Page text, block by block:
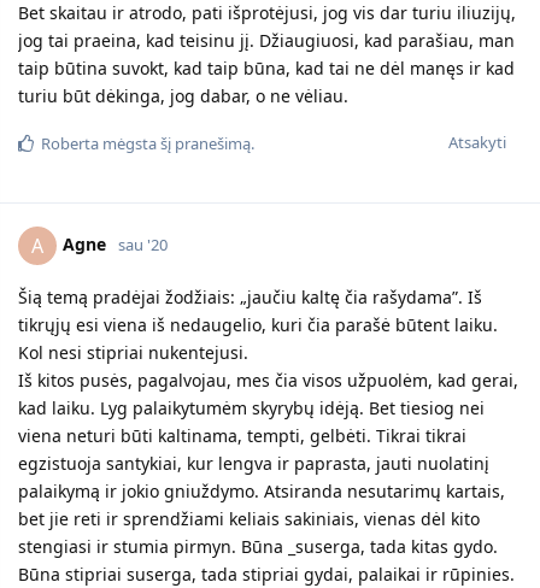
Bet skaitau ir atrodo, pati išprotėjusi, jog vis dar turiu iliuzijų,
jog tai praeina, kad teisinu jį. Džiaugiuosi, kad parašiau, man
taip būtina suvokt, kad taip būna, kad tai ne dėl manęs ir kad
turiu būt dėkinga, jog dabar, o ne vėliau.
Atsakyti
Roberta mėgsta šį pranešimą.
A Agne sau '20
Šią temą pradėjai žodžiais: „jaučiu kaltę čia rašydama”. Iš
tikrųjų esi viena iš nedaugelio, kuri čia parašė būtent laiku.
Kol nesi stipriai nukentejusi.
Iš kitos pusės, pagalvojau, mes čia visos užpuolėm, kad gerai,
kad laiku. Lyg palaikytumėm skyrybų idėją. Bet tiesiog nei
viena neturi būti kaltinama, tempti, gelbėti. Tikrai tikrai
egzistuoja santykiai, kur lengva ir paprasta, jauti nuolatinį
palaikymą ir jokio gniuždymo. Atsiranda nesutarimų kartais,
bet jie reti ir sprendžiami keliais sakiniais, vienas dėl kito
stengiasi ir stumia pirmyn. Būna _suserga, tada kitas gydo.
Būna stipriai suserga, tada stipriai gydai, palaikai ir rūpinies.